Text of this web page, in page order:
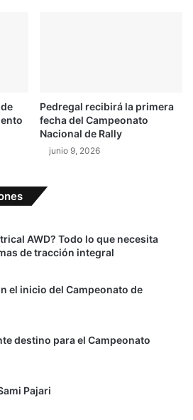
Pedregal recibirá la primera
fecha del Campeonato
Nacional de Rally
junio 9, 2026
AWD? Todo lo que necesita
de tracción integral
el inicio del Campeonato de
destino para el Campeonato
Pajari